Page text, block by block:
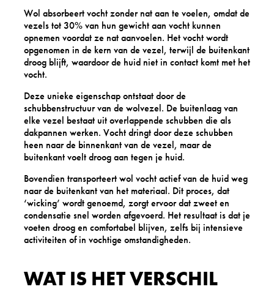
Wol absorbeert vocht zonder nat aan te voelen, omdat de
vezels tot 30% van hun gewicht aan vocht kunnen
opnemen voordat ze nat aanvoelen. Het vocht wordt
opgenomen in de kern van de vezel, terwijl de buitenkant
droog blijft, waardoor de huid niet in contact komt met het
vocht.
Deze unieke eigenschap ontstaat door de
schubbenstructuur van de wolvezel. De buitenlaag van
elke vezel bestaat uit overlappende schubben die als
dakpannen werken. Vocht dringt door deze schubben
heen naar de binnenkant van de vezel, maar de
buitenkant voelt droog aan tegen je huid.
Bovendien transporteert wol vocht actief van de huid weg
naar de buitenkant van het materiaal. Dit proces, dat
‘wicking’ wordt genoemd, zorgt ervoor dat zweet en
condensatie snel worden afgevoerd. Het resultaat is dat je
voeten droog en comfortabel blijven, zelfs bij intensieve
activiteiten of in vochtige omstandigheden.
WAT IS HET VERSCHIL